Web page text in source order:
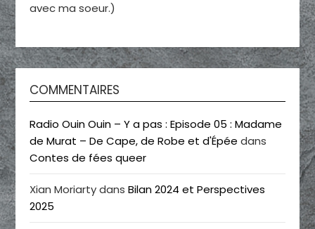
avec ma soeur.)
COMMENTAIRES
Radio Ouin Ouin – Y a pas : Episode 05 : Madame
de Murat – De Cape, de Robe et d'Épée dans
Contes de fées queer
Xian MoriartydansBilan 2024 et Perspectives
2025